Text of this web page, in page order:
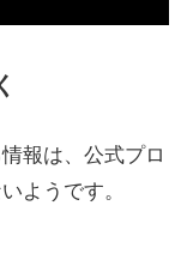
報は、公式プロ
ようです。